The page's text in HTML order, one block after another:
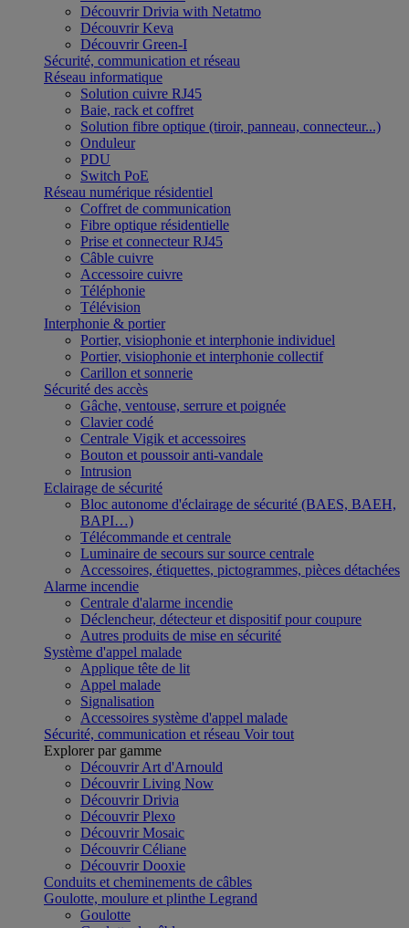
Découvrir Drivia with Netatmo
Découvrir Keva
Découvrir Green-I
Sécurité, communication et réseau
Réseau informatique
Solution cuivre RJ45
Baie, rack et coffret
Solution fibre optique (tiroir, panneau, connecteur...)
Onduleur
PDU
Switch PoE
Réseau numérique résidentiel
Coffret de communication
Fibre optique résidentielle
Prise et connecteur RJ45
Câble cuivre
Accessoire cuivre
Téléphonie
Télévision
Interphonie & portier
Portier, visiophonie et interphonie individuel
Portier, visiophonie et interphonie collectif
Carillon et sonnerie
Sécurité des accès
Gâche, ventouse, serrure et poignée
Clavier codé
Centrale Vigik et accessoires
Bouton et poussoir anti-vandale
Intrusion
Eclairage de sécurité
Bloc autonome d'éclairage de sécurité (BAES, BAEH,
BAPI…)
Télécommande et centrale
Luminaire de secours sur source centrale
Accessoires, étiquettes, pictogrammes, pièces détachées
Alarme incendie
Centrale d'alarme incendie
Déclencheur, détecteur et dispositif pour coupure
Autres produits de mise en sécurité
Système d'appel malade
Applique tête de lit
Appel malade
Signalisation
Accessoires système d'appel malade
Sécurité, communication et réseau Voir tout
Explorer par gamme
Découvrir Art d'Arnould
Découvrir Living Now
Découvrir Drivia
Découvrir Plexo
Découvrir Mosaic
Découvrir Céliane
Découvrir Dooxie
Conduits et cheminements de câbles
Goulotte, moulure et plinthe Legrand
Goulotte